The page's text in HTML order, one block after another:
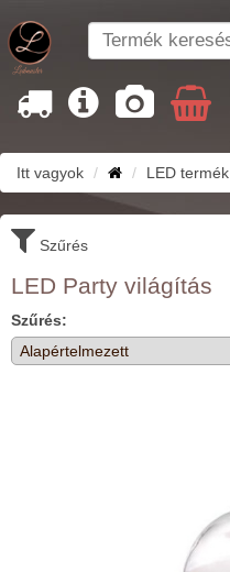
Itt vagyok LED termék
Szűrés
LED Party világítás
Szűrés: